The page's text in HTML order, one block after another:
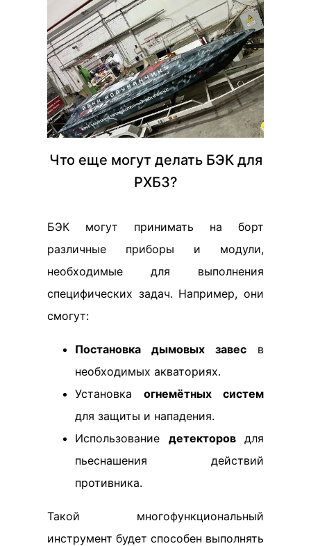
Что еще могут делать БЭК для
РХБЗ?
БЭК могут принимать на борт
различные приборы и модули,
необходимые для выполнения
специфических задач. Например, они
смогут:
Постановка дымовых завес в
необходимых акваториях.
Установка огнемётных систем
для защиты и нападения.
Использование детекторовдля
пьеснашения действий
противника.
Такой многофункциональный
инструмент будет способен выполнять